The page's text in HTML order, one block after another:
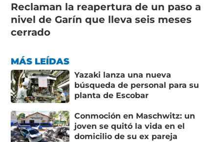
Reclaman la reapertura de un paso a
nivel de Garín que lleva seis meses
cerrado
MÁS LEÍDAS
Yazaki lanza una nueva
búsqueda de personal para su
planta de Escobar
Conmoción en Maschwitz: un
joven se quitó la vida en el
domicilio de su ex pareja